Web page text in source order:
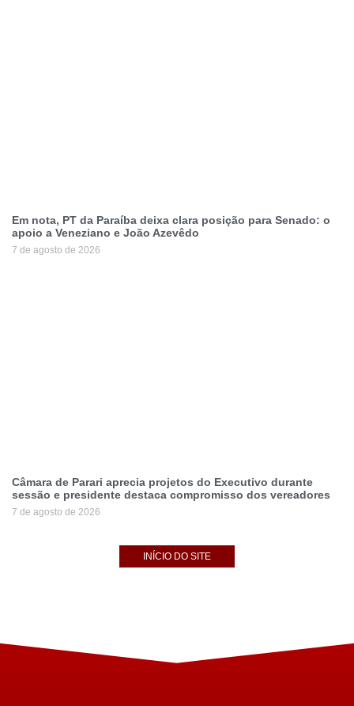
Em nota, PT da Paraíba deixa clara posição para Senado: o
apoio a Veneziano e João Azevêdo
7 de agosto de 2026
Câmara de Parari aprecia projetos do Executivo durante
sessão e presidente destaca compromisso dos vereadores
7 de agosto de 2026
INÍCIO DO SITE